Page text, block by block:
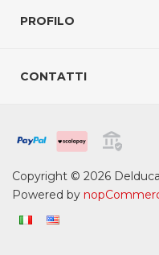
PROFILO
CONTATTI
Copyright © 2026
Powered by